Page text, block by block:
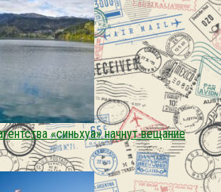
«синьхуа» начнут вещание